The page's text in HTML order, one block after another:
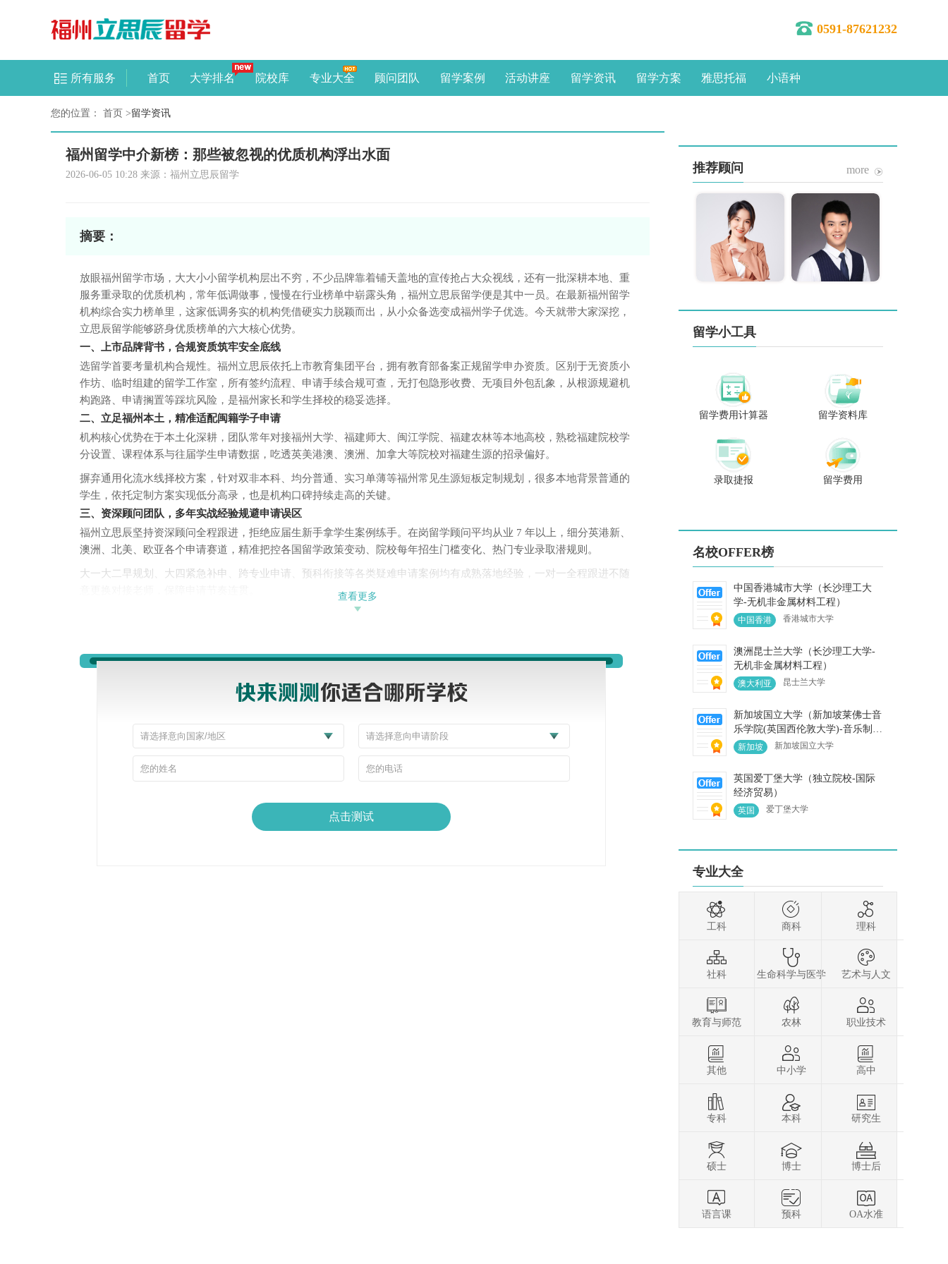
0591-87621232
所有服务 首页 大学排名 院校库 专业大全 顾问团队 留学案例 活动讲座 留学资讯 留学方案 雅思托福 小语种
您的位置： 首页 >留学资讯
福州留学中介新榜：那些被忽视的优质机构浮出水面
2026-06-05 10:28 来源：福州立思辰留学
摘要：
查看更多
放眼福州留学市场，大大小小留学机构层出不穷，不少品牌靠着铺天盖地的宣传抢占大众视线，还有一批深耕本地、重
服务重录取的优质机构，常年低调做事，慢慢在行业榜单中崭露头角，福州立思辰留学便是其中一员。在最新福州留学
机构综合实力榜单里，这家低调务实的机构凭借硬实力脱颖而出，从小众备选变成福州学子优选。今天就带大家深挖，
立思辰留学能够跻身优质榜单的六大核心优势。
一、上市品牌背书，合规资质筑牢安全底线
选留学首要考量机构合规性。福州立思辰依托上市教育集团平台，拥有教育部备案正规留学申办资质。区别于无资质小
作坊、临时组建的留学工作室，所有签约流程、申请手续合规可查，无打包隐形收费、无项目外包乱象，从根源规避机
构跑路、申请搁置等踩坑风险，是福州家长和学生择校的稳妥选择。
二、立足福州本土，精准适配闽籍学子申请
机构核心优势在于本土化深耕，团队常年对接福州大学、福建师大、闽江学院、福建农林等本地高校，熟稔福建院校学
分设置、课程体系与往届学生申请数据，吃透英美港澳、澳洲、加拿大等院校对福建生源的招录偏好。
摒弃通用化流水线择校方案，针对双非本科、均分普通、实习单薄等福州常见生源短板定制规划，很多本地背景普通的
学生，依托定制方案实现低分高录，也是机构口碑持续走高的关键。
三、资深顾问团队，多年实战经验规避申请误区
福州立思辰坚持资深顾问全程跟进，拒绝应届生新手拿学生案例练手。在岗留学顾问平均从业 7 年以上，细分英港新、
澳洲、北美、欧亚各个申请赛道，精准把控各国留学政策变动、院校每年招生门槛变化、热门专业录取潜规则。
大一大二早规划、大四紧急补申、跨专业申请、预科衔接等各类疑难申请案例均有成熟落地经验，一对一全程跟进不随
信内容，把学生不起眼的经历转化成申请优势。历年大量学生依靠优质文书突破分数限制，拿下百强名校录取。
五、一站式全链条服务，省心走完留学全周期
打造从前期规划到境外入学的闭环一站式服务：学业背景提升规划→院校分层选校（冲刺 + 稳妥 + 保底科学搭配）→文
划，申请节点实时同步家长与学生，每项进度透明可查，省去学生四处对接签证、机票、住宿的繁琐。
六、真实录取数据说话，高转介绍印证口碑实力
不靠流量广告营销，录取成果是最好名片。历年超九成学员斩获全球 QS 百强院校 offer，港前三、英国 G5、澳洲八
圈口口相传，也是机构在榜单中逆势出圈、被更多人发掘的核心原因。
在五花八门的福州留学市场，喧嚣的广告不等于过硬实力。福州立思辰留学沉下心深耕服务，用合规资质、本土经验、
点击测试
推荐顾问 more
熟悉英联邦及欧亚地
区留学申请，定校精
准。多次赴英国、新
加坡、日本、韩国等
致靠谱的服务深受广
大学生家长的喜爱。
助学生申请到伦敦政
大学、南洋理工大
学、香港大学、爱尔
工大学、丹麦科技大
界顶尖名校。 “专业
陈维津
福州分公司副总经理
从业10年，名校录取
是我的工作目标，专
业专心、细致周到是
我的工作准则。精通
坡、日本、韩国、香
港澳门地区学习考
大学、港科大、港中
文、新加坡国立、南
洋理工大学、日本七
大帝国大学、韩国
世界名校，学生爱称
“福州留学牛津哥”。
一份信任一份责任，
对每个学生每个家庭
展翅高飞!
向TA咨询
留学小工具
留学费用计算器 留学资料库
录取捷报 留学费用
名校OFFER榜
中国香港城市大学（长沙理工大
学-无机非金属材料工程）
中国香港 香港城市大学
澳洲昆士兰大学（长沙理工大学-
无机非金属材料工程）
澳大利亚 昆士兰大学
新加坡国立大学（新加坡莱佛士音
乐学院(英国西伦敦大学)-音乐制作
与录音）
新加坡 新加坡国立大学
英国爱丁堡大学（独立院校-国际
经济贸易）
英国 爱丁堡大学
专业大全
工科 商科 理科
社科 生命科学与医学 艺术与人文
教育与师范 农林 职业技术
其他 中小学 高中
专科 本科 研究生
硕士 博士 博士后
语言课 预科 OA水准